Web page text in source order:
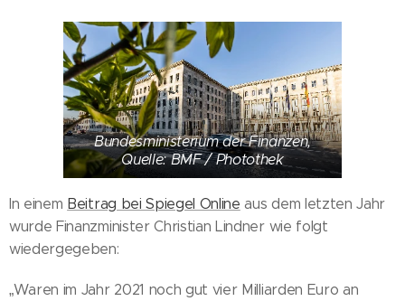
Bundesministerium der Finanzen,
Quelle: BMF / Photothek
In einem Beitrag bei Spiegel Online aus dem letzten Jahr
wurde Finanzminister Christian Lindner wie folgt
wiedergegeben:
„Waren im Jahr 2021 noch gut vier Milliarden Euro an